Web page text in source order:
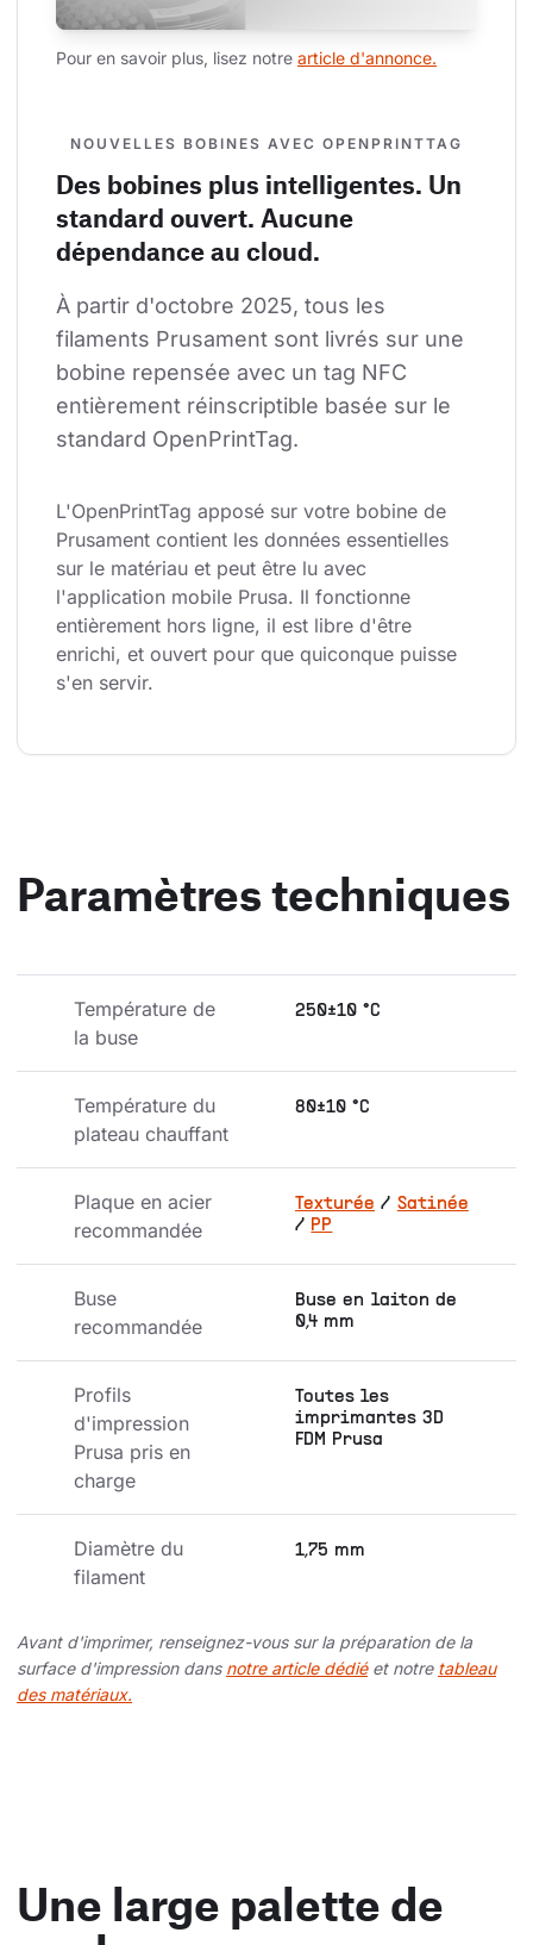
Pour en savoir plus, lisez notre article d'annonce.
NOUVELLES BOBINES AVEC OPENPRINTTAG
Des bobines plus intelligentes. Un
standard ouvert. Aucune
dépendance au cloud.
À partir d'octobre 2025, tous les
filaments Prusament sont livrés sur une
bobine repensée avec un tag NFC
entièrement réinscriptible basée sur le
standard OpenPrintTag.
L'OpenPrintTag apposé sur votre bobine de
Prusament contient les données essentielles
sur le matériau et peut être lu avec
l'application mobile Prusa. Il fonctionne
entièrement hors ligne, il est libre d'être
enrichi, et ouvert pour que quiconque puisse
s'en servir.
Paramètres techniques
Température de
la buse
250±10 °C
Température du
plateau chauffant
80±10 °C
Plaque en acier
recommandée
Texturée / Satinée
/ PP
Buse
recommandée
Buse en laiton de
0,4 mm
Profils
d'impression
Prusa pris en
charge
Toutes les
imprimantes 3D
FDM Prusa
Diamètre du
filament
1,75 mm
Avant d'imprimer, renseignez-vous sur la préparation de la
surface d'impression dans notre article dédiéet notre tableau
des matériaux.
Une large palette de